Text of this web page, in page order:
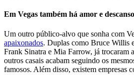
Em Vegas também há amor e descanso
Um outro público-alvo que sonha com
apaixonados. Duplas como Bruce Willis
Frank Sinatra e Mia Far­row, já trocaram
outros casais acabam seguindo os
famosos. Além disso, existem empresas